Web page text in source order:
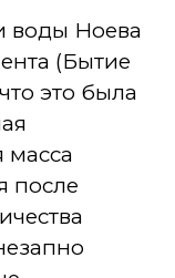
воды Ноева
(Бытие
это была
масса
после